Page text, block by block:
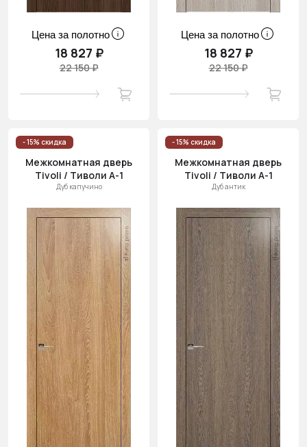
Цена за полотно
18 827 ₽
22 150 ₽
Цена за полотно
18 827 ₽
22 150 ₽
- 15% скидка
Межкомнатная дверь
Tivoli / Тиволи А-1
Дуб капучино
- 15% скидка
Межкомнатная дверь
Tivoli / Тиволи А-1
Дуб антик